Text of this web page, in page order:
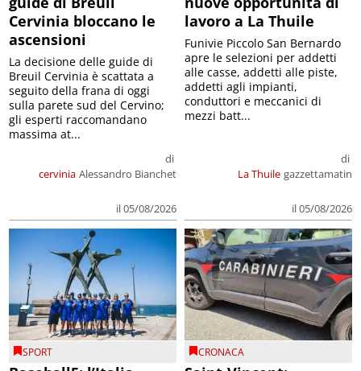
Cervinia bloccano le
ascensioni
cervinia
di
Alessandro Bianchet
il 05/08/2026
La decisione delle guide di
Breuil Cervinia è scattata a
seguito della frana di oggi
sulla parete sud del Cervino;
gli esperti raccomandano
massima at...
lavoro a La Thuile
La Thuile
di
gazzettamatin
il 05/08/2026
Funivie Piccolo San Bernardo
apre le selezioni per addetti
alle casse, addetti alle piste,
addetti agli impianti,
conduttori e meccanici di
mezzi batt...
SPORT CRONACA